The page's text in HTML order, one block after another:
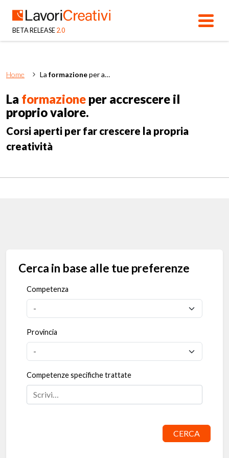
BETA RELEASE 2.0
Home La formazioneper accrescere il proprio valore.
La formazione per accrescere il
proprio valore.
Corsi aperti per far crescere la propria
creatività
Cerca in base alle tue preferenze
Competenza
Provincia
Competenze specifiche trattate
CERCA